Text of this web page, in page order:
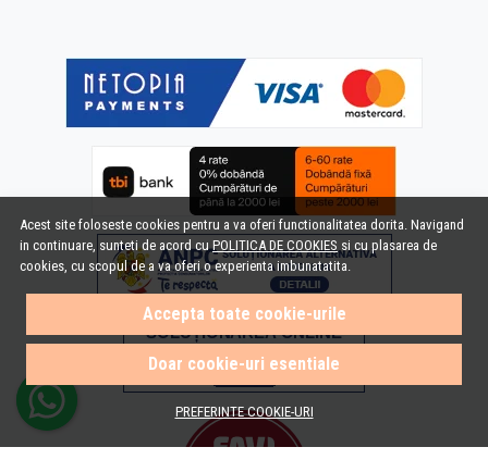
Acest site foloseste cookies pentru a va oferi functionalitatea dorita. Navigand
in continuare, sunteti de acord cuPOLITICA DE COOKIES si cu plasarea de
cookies, cu scopul de a va oferi o experienta imbunatatita.
Accepta toate cookie-urile
Doar cookie-uri esentiale
PREFERINTE COOKIE-URI